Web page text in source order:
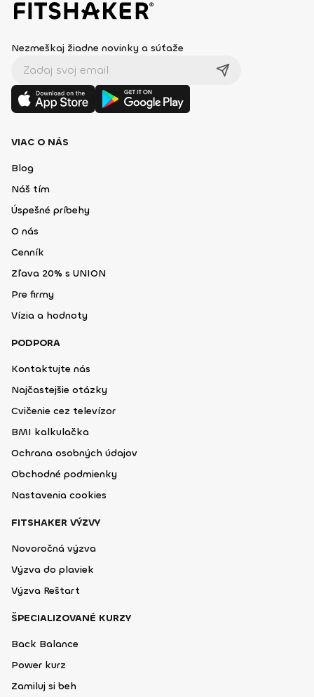
Nezmeškaj žiadne novinky a súťaže
VIAC O NÁS
Blog
Náš tím
Úspešné príbehy
O nás
Cenník
Zľava 20% s UNION
Pre firmy
Vízia a hodnoty
PODPORA
Kontaktujte nás
Najčastejšie otázky
Cvičenie cez televízor
BMI kalkulačka
Ochrana osobných údajov
Obchodné podmienky
Nastavenia cookies
FITSHAKER VÝZVY
Novoročná výzva
Výzva do plaviek
Výzva Reštart
ŠPECIALIZOVANÉ KURZY
Back Balance
Power kurz
Zamiluj si beh